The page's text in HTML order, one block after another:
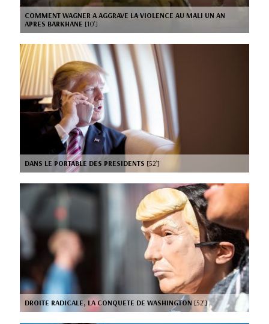
COMMENT WAGNER A AGGRAVE LA VIOLENCE AU MALI UN AN
APRES BARKHANE [10’]
DANS LE PORTABLE DES PRESIDENTS [52’]
DROITE RADICALE, LA CONQUETE DE WASHINGTON [52’]